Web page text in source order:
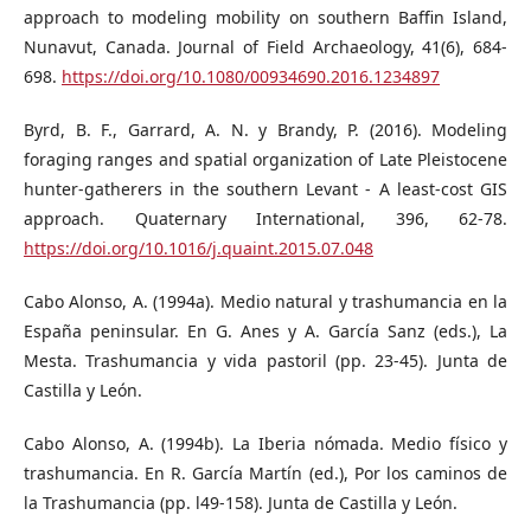
approach to modeling mobility on southern Baffin Island,
Nunavut, Canada. Journal of Field Archaeology, 41(6), 684-
698. https://doi.org/10.1080/00934690.2016.1234897
Byrd, B. F., Garrard, A. N. y Brandy, P. (2016). Modeling
foraging ranges and spatial organization of Late Pleistocene
hunter-gatherers in the southern Levant - A least-cost GIS
approach. Quaternary International, 396, 62-78.
https://doi.org/10.1016/j.quaint.2015.07.048
Cabo Alonso, A. (1994a). Medio natural y trashumancia en la
España peninsular. En G. Anes y A. García Sanz (eds.), La
Mesta. Trashumancia y vida pastoril (pp. 23-45). Junta de
Castilla y León.
Cabo Alonso, A. (1994b). La Iberia nómada. Medio físico y
trashumancia. En R. García Martín (ed.), Por los caminos de
la Trashumancia (pp. l49-158). Junta de Castilla y León.